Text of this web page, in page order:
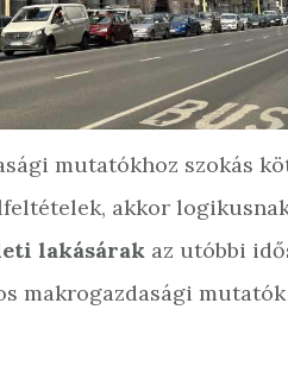
mutatókhoz szokás
akkor
lakásárak az utóbbi
makrogazdasági mutatók